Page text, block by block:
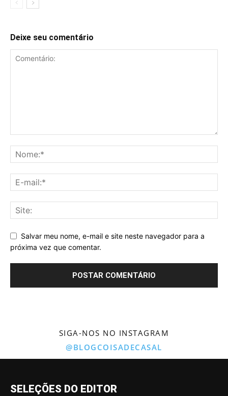
Deixe seu comentário
Salvar meu nome, e-mail e site neste navegador para a
próxima vez que comentar.
SIGA-NOS NO INSTAGRAM
@BLOGCOISADECASAL
SELEÇÕES DO EDITOR